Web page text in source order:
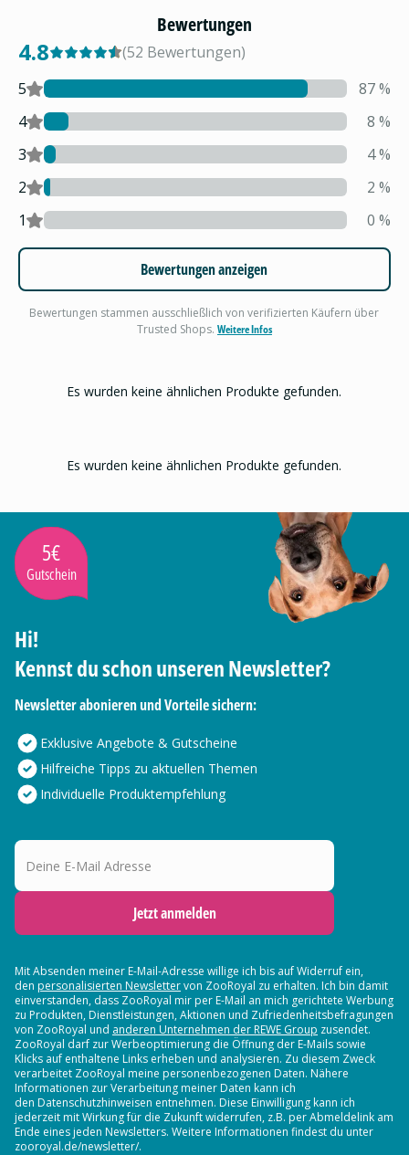
Bewertungen
4.8 (52 Bewertungen)
5
87%
4
8 %
3
4%
2
2 %
1
0 %
Bewertungen anzeigen
Bewertungen stammen ausschließlich von verifizierten Käufern über
Trusted Shops. Weitere Infos
Es wurden keine ähnlichen Produkte gefunden.
Es wurden keine ähnlichen Produkte gefunden.
5€
Gutschein
Hi!
Kennst du schon unseren Newsletter?
Newsletter abonieren und Vorteile sichern:
Exklusive Angebote & Gutscheine
Hilfreiche Tipps zu aktuellen Themen
Individuelle Produktempfehlung
Deine E-Mail Adresse
Jetzt anmelden
Mit Absenden meiner E-Mail-Adresse willige ich bis auf Widerruf ein,
den personalisierten Newslettervon ZooRoyal zu erhalten. Ich bin damit
einverstanden, dass ZooRoyal mir per E-Mail an mich gerichtete Werbung
zu Produkten, Dienstleistungen, Aktionen und Zufriedenheitsbefragungen
von ZooRoyal und anderen Unternehmen der REWE Group zusendet.
ZooRoyal darf zur Werbeoptimierung die Öffnung der E-Mails sowie
Klicks auf enthaltene Links erheben und analysieren. Zu diesem Zweck
verarbeitet ZooRoyal meine personenbezogenen Daten. Nähere
Informationen zur Verarbeitung meiner Daten kann ich
den Datenschutzhinweisen entnehmen. Diese Einwilligung kann ich
jederzeit mit Wirkung für die Zukunft widerrufen, z.B. per Abmeldelink am
Ende eines jeden Newsletters. Weitere Informationen findest du unter
zooroyal.de/newsletter/.